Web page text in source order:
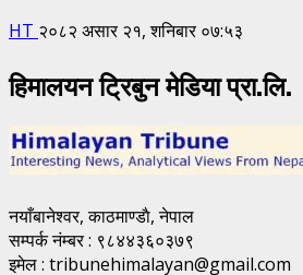
HT २०८२ असार २१, शनिबार ०७:५३
हिमालयन ट्रिबुन मेडिया प्रा.लि.
नयाँबानेश्वर, काठमाण्डाै, नेपाल
सम्पर्क नंम्बर : ९८४४३६०३७९
इमेल : tribunehimalayan@gmail.com